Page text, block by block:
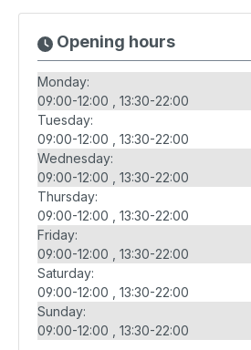
Opening hours
Monday:
09:00-12:00
13:30-22:00
Tuesday:
09:00-12:00
13:30-22:00
Wednesday:
09:00-12:00
13:30-22:00
Thursday:
09:00-12:00
13:30-22:00
Friday:
09:00-12:00
13:30-22:00
Saturday:
09:00-12:00
13:30-22:00
Sunday:
09:00-12:00
13:30-22:00